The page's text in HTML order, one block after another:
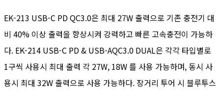
EK-213 USB-C PD QC3.0은 최대 27W 출력으로 기존 충전기 대
비 40% 이상 출력을 향상시켜 강력하고 빠른 고속충전이 가능하
다. EK-214 USB-C PD & USB-AQC3.0 DUAL은 각각 타입별로
1구씩 사용시 최대 출력 각 27W, 18W 를 사용 가능하며, 동시 사
용시 최대 32W 출력으로 사용 가능하다. 장거리 투어 시 블루투스